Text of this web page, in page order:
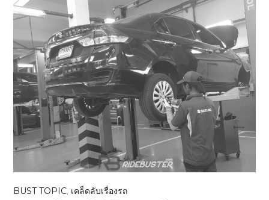
BUST TOPIC, เคล็ดลับเรื่องรถ